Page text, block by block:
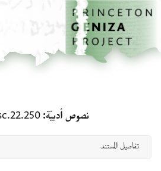
إلى المحتوى الرئيسي
الرئيسية
نصوص أدبيّة